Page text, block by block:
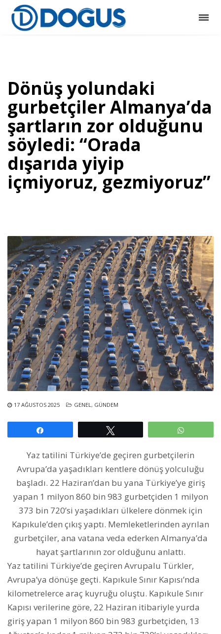
Dönüş yolundaki
gurbetçiler Almanya’da
şartların zor olduğunu
söyledi: “Orada
dışarıda yiyip
içmiyoruz, gezmiyoruz”
17 AĞUSTOS 2025 GENEL , GÜNDEM
Yaz tatilini Türkiye’de geçiren gurbetçilerin
Avrupa’da yaşadıkları kentlere dönüş yolculuğu
başladı. 22 Haziran’dan bu yana Türkiye’ye giriş
yapan 1 milyon 860 bin 983 gurbetçiden 1 milyon
373 bin 720’si yaşadıkları ülkelere dönmek için
Kapıkule’den çıkış yaptı. Memleketlerinden ayrılan
gurbetçiler, ana vatana veda ederken Almanya’da
hayat şartlarının zor olduğunu anlattı.
Yaz tatilini Türkiye’de geçiren Avrupalu Türkler,
Avrupa’ya dönüşe geçti. Kapıkule Sınır Kapısı’nda
kilometrelerce araç kuyruğu oluştu. Kapıkule Sınır
Kapısı verilerine göre, 22 Haziran itibariyle yurda
giriş yapan 1 milyon 860 bin 983 gurbetçiden, 13